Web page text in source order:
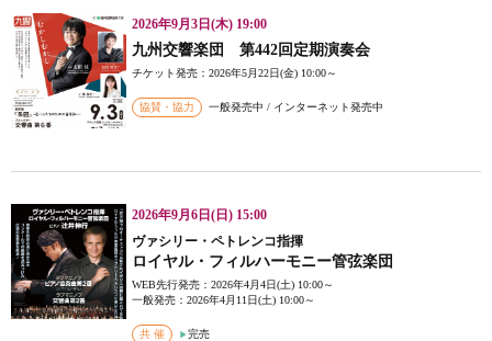
2026年9月3日(木) 19:00
九州交響楽団 第442回定期演奏会
チケット発売：2026年5月22日(金) 10:00～
協賛・協力 一般発売中 / インターネット発売中
2026年9月6日(日) 15:00
ヴァシリー・ペトレンコ指揮
ロイヤル・フィルハーモニー管弦楽団
WEB先行発売：2026年4月4日(土) 10:00～
一般発売：2026年4月11日(土) 10:00～
共 催 完売